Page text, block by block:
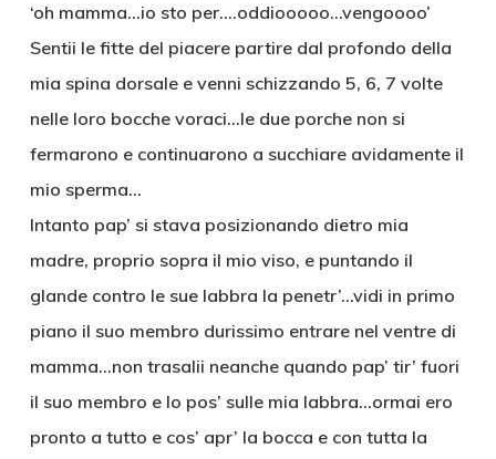
‘oh mamma…io sto per….oddiooooo…vengoooo’
Sentii le fitte del piacere partire dal profondo della
mia spina dorsale e venni schizzando 5, 6, 7 volte
nelle loro bocche voraci…le due porche non si
fermarono e continuarono a succhiare avidamente il
mio sperma…
Intanto pap’ si stava posizionando dietro mia
madre, proprio sopra il mio viso, e puntando il
glande contro le sue labbra la penetr’…vidi in primo
piano il suo membro durissimo entrare nel ventre di
mamma…non trasalii neanche quando pap’ tir’ fuori
il suo membro e lo pos’ sulle mia labbra…ormai ero
pronto a tutto e cos’ apr’ la bocca e con tutta la